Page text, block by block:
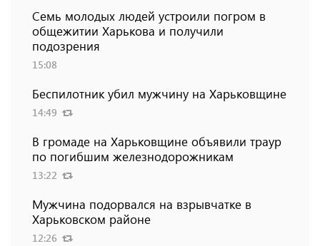
Семь молодых людей устроили погром в
общежитии Харькова и получили
подозрения
15:08
Беспилотник убил мужчину на Харьковщине
14:49
В громаде на Харьковщине объявили траур
по погибшим железнодорожникам
13:22
Мужчина подорвался на взрывчатке в
Харьковском районе
12:26